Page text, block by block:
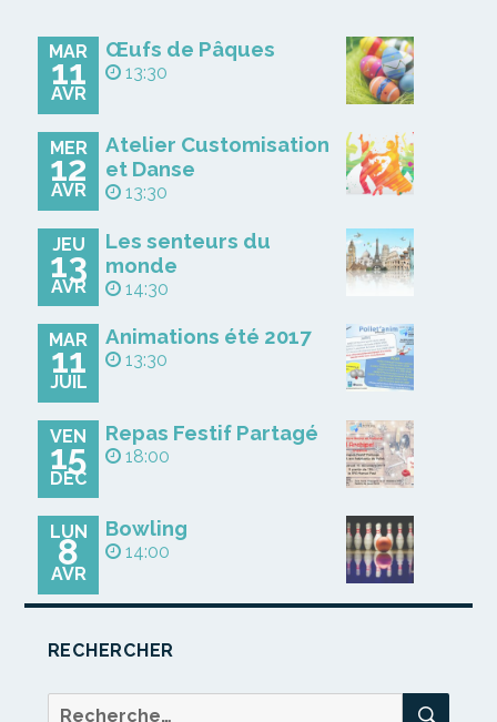
MAR
11
AVR
Œufs de Pâques
13:30
MER
12
AVR
Atelier Customisation
et Danse
13:30
JEU
13
AVR
Les senteurs du
monde
14:30
MAR
11
JUIL
Animations été 2017
13:30
VEN
15
DÉC
Repas Festif Partagé
18:00
LUN
8
AVR
Bowling
14:00
RECHERCHER
Recherche